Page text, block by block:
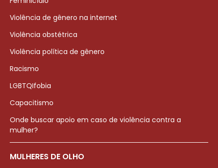
Violência de gênero na internet
Violência obstétrica
Violência política de gênero
Racismo
LGBTQIfobia
Capacitismo
Onde buscar apoio em caso de violência contra a
mulher?
MULHERES DE OLHO